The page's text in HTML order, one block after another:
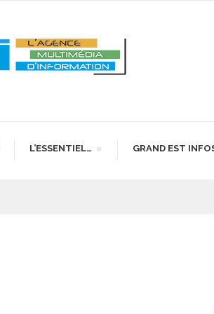
L’ESSENTIEL… GRAND EST